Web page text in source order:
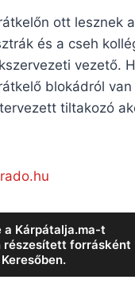
ott lesznek
és a cseh
vezető.
blokádról
tiltakozó
a Kárpátalja.ma-t
részesített forrásként